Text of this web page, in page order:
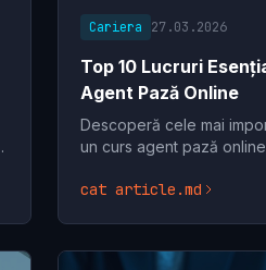
Cariera 27.03.2026
Top 10 Lucruri
Agent Pază Online
Descoperă cele mai
un curs agent pază
acasă.
cat article.md